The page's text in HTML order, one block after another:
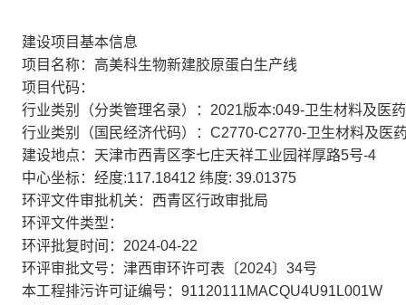
建设项目基本信息
项目名称：高美科生物新建胶原蛋白生产线
项目代码：
行业类别（分类管理名录）：2021版本:049-卫生材料及医
行业类别（国民经济代码）：C2770-C2770-卫生材料及医
建设地点：天津市西青区李七庄天祥工业园祥厚路5号-4
中心坐标：经度:117.18412 纬度: 39.01375
环评文件审批机关：西青区行政审批局
环评文件类型：
环评批复时间：2024-04-22
环评审批文号：津西审环许可表〔2024〕34号
本工程排污许可证编号：91120111MACQU4U91L001W